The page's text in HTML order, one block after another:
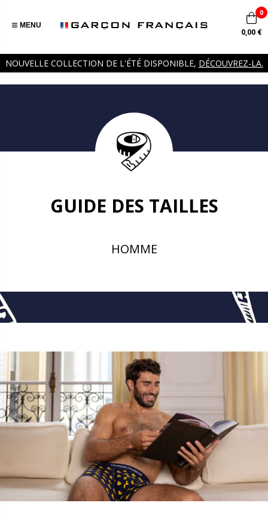
NOUVELLE COLLECTION DE L'ÉTÉ DISPONIBLE, DÉCOUVREZ-LA.
MENU
0
0,00 €
GUIDE DES TAILLES
HOMME